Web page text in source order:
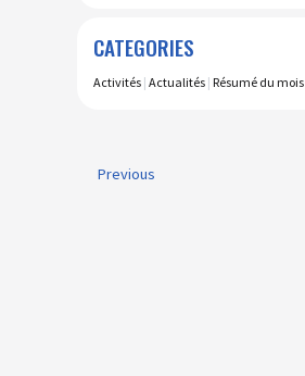
CATEGORIES
Activités | Actualités | Résumé du mois
Previous